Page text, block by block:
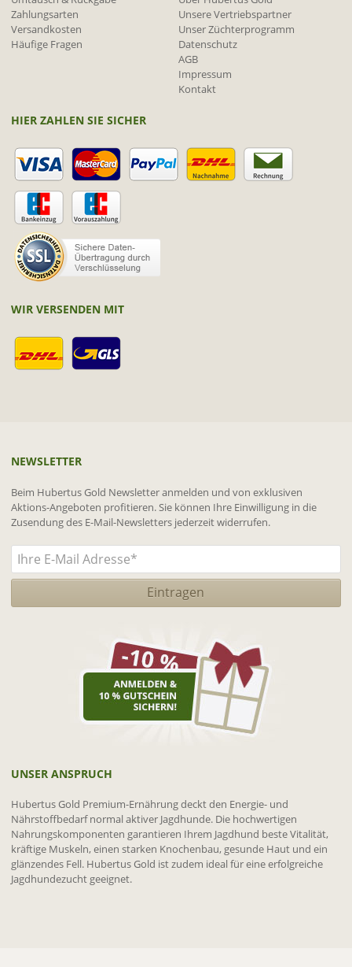
Zahlungsarten
Versandkosten
Häufige Fragen
Unsere Vertriebspartner
Unser Züchterprogramm
Datenschutz
AGB
Impressum
Kontakt
HIER ZAHLEN SIE SICHER
WIR VERSENDEN MIT
NEWSLETTER
Beim Hubertus Gold Newsletter anmelden und von exklusiven
Aktions-Angeboten profitieren. Sie können Ihre Einwilligung in die
Zusendung des E-Mail-Newsletters jederzeit widerrufen.
UNSER ANSPRUCH
Hubertus Gold Premium-Ernährung deckt den Energie- und
Nährstoffbedarf normal aktiver Jagdhunde. Die hochwertigen
Nahrungskomponenten garantieren Ihrem Jagdhund beste Vitalität,
kräftige Muskeln, einen starken Knochenbau, gesunde Haut und ein
glänzendes Fell. Hubertus Gold ist zudem ideal für eine erfolgreiche
Jagdhundezucht geeignet.